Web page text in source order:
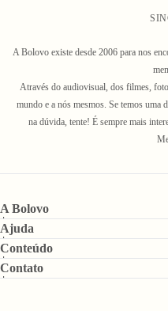
A Bolovo existe desde 2006 para nos
Através do audiovisual, dos filmes,
mundo e a nós mesmos. Se temos uma
na dúvida, tente! É sempre mais
A Bolovo
Ajuda
Conteúdo
Contato